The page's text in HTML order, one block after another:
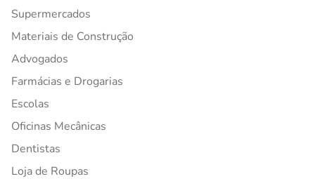
Supermercados
Materiais de Construção
Advogados
Farmácias e Drogarias
Escolas
Oficinas Mecânicas
Dentistas
Loja de Roupas